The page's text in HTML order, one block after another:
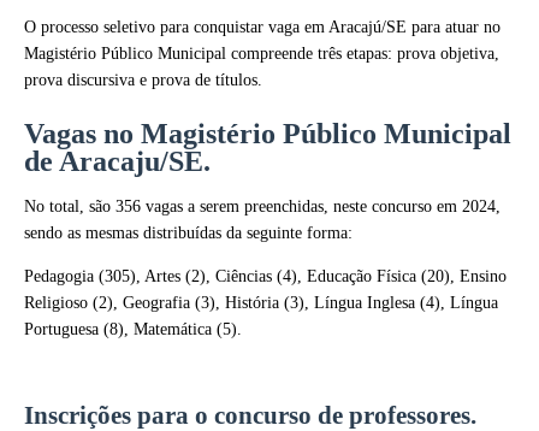
O processo seletivo para conquistar vaga em Aracajú/SE para atuar no
Magistério Público Municipal compreende três etapas: prova objetiva,
prova discursiva e prova de títulos.
Vagas no Magistério Público Municipal
de Aracaju/SE.
No total, são 356 vagas a serem preenchidas, neste concurso em 2024,
sendo as mesmas distribuídas da seguinte forma:
Pedagogia (305), Artes (2), Ciências (4), Educação Física (20), Ensino
Religioso (2), Geografia (3), História (3), Língua Inglesa (4), Língua
Portuguesa (8), Matemática (5).
Inscrições para o concurso de professores.